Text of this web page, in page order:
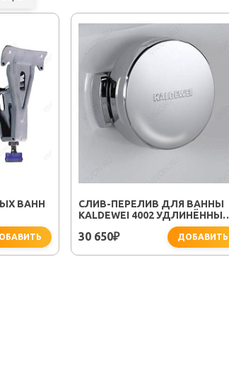
ВАНН
СЛИВ-ПЕРЕЛИВ ДЛЯ ВАННЫ
KALDEWEI 4002 УДЛИНЁННЫЙ
30 650₽ ДОБАВИТЬ